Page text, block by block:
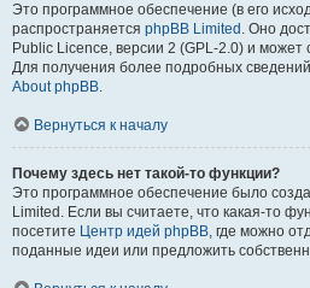
Это программное обеспечение (в его
распространяется phpBB Limited . Оно
Public Licence, версии 2 (GPL-2.0) и может
Для получения более подробных
About phpBB.
Вернуться к началу
Почему здесь нет такой-то функции?
Это программное обеспечение было
Limited. Если вы считаете, что какая-то
посетите Центр идей phpBB, где можно
поданные идеи или предложить